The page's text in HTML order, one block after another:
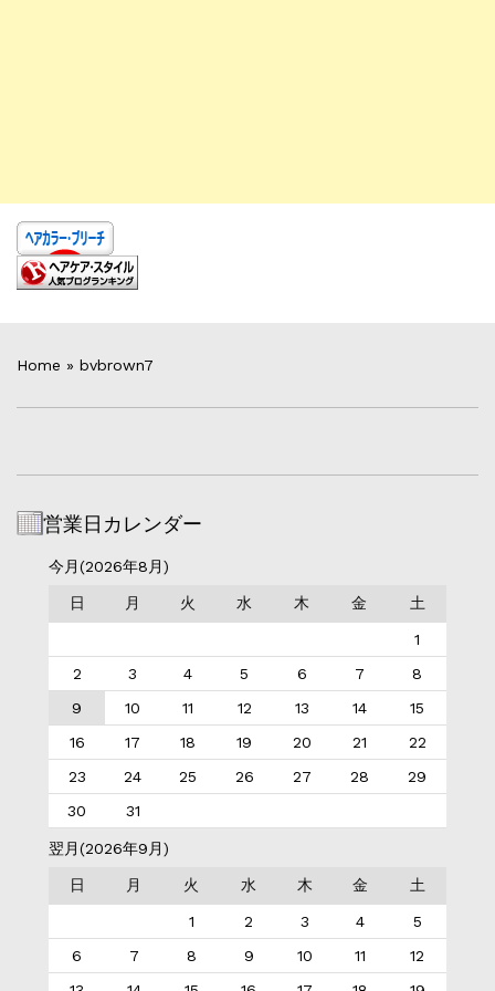
Home » bvbrown7
営業日カレンダー
今月(2026年8月)
日 月 火 水 木 金 土
1
2
3 4 5 6 7
8
9
10 11 12 13 14
15
16
17 18 19 20 21
22
23
24 25 26 27 28
29
30
31
翌月(2026年9月)
日 月 火 水 木 金 土
1 2 3 4
5
6
7 8 9 10 11
12